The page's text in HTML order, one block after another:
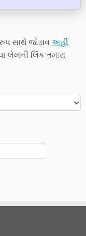
સાથે જોડાવઅહીં
લેખની લિંક તમારા